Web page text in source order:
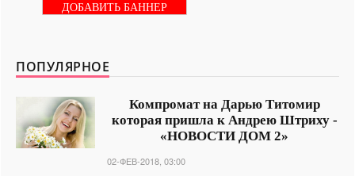
ДОБАВИТЬ БАННЕР
ПОПУЛЯРНОЕ
Компромат на Дарью Титомир
которая пришла к Андрею Штриху -
«НОВОСТИ ДОМ 2»
02-ФЕВ-2018, 03:00